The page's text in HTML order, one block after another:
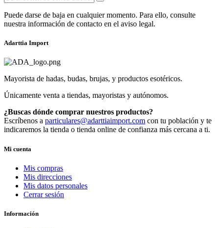
Puede darse de baja en cualquier momento. Para ello, consulte
nuestra información de contacto en el aviso legal.
Adarttia Import
Mayorista de hadas, budas, brujas, y productos esotéricos.
Únicamente venta a tiendas, mayoristas y autónomos.
¿Buscas dónde comprar nuestros productos?
Escríbenos a particulares@adarttiaimport.com con tu población y te
indicaremos la tienda o tienda online de confianza más cercana a ti.
Mi cuenta
Mis compras
Mis direcciones
Mis datos personales
Cerrar sesión
Información